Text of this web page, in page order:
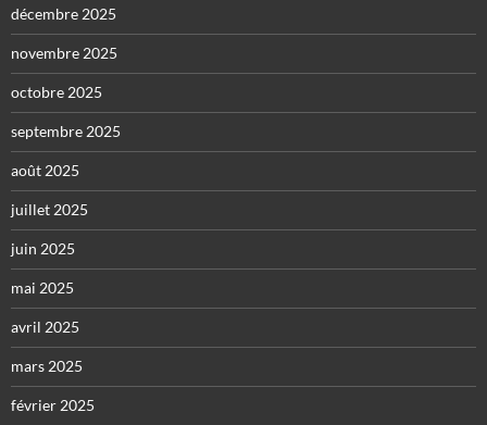
décembre 2025
novembre 2025
octobre 2025
septembre 2025
août 2025
juillet 2025
juin 2025
mai 2025
avril 2025
mars 2025
février 2025